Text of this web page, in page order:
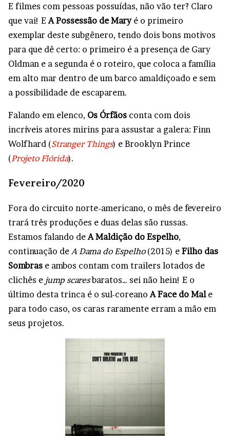
E filmes com pessoas possuídas, não vão ter? Claro
que vai! E A Possessão de Maryé o primeiro
exemplar deste subgênero, tendo dois bons motivos
para que dê certo: o primeiro é a presença de Gary
Oldman e a segunda é o roteiro, que coloca a família
em alto mar dentro de um barco amaldiçoado e sem
a possibilidade de escaparem.
Falando em elenco, Os Órfãos conta com dois
incríveis atores mirins para assustar a galera: Finn
Wolfhard (Stranger Things) e Brooklyn Prince
(Projeto Flórida).
Fevereiro/2020
Fora do circuito norte-americano, o mês de fevereiro
trará três produções e duas delas são russas.
Estamos falando deA Maldição do Espelho,
continuação de A Dama do Espelho(2015) e Filho das
Sombras e ambos contam com trailers lotados de
clichês e jump scaresbaratos… sei não hein! E o
último desta trinca é o sul-coreanoA Face do Male
para todo caso, os caras raramente erram a mão em
seus projetos.